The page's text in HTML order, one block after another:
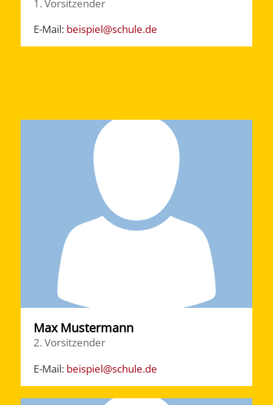
1. Vorsitzender
E-Mail: beispiel@schule.de
Max Mustermann
2. Vorsitzender
E-Mail: beispiel@schule.de